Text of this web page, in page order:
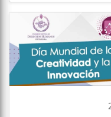
su papel en el
garantizar el
expresión.